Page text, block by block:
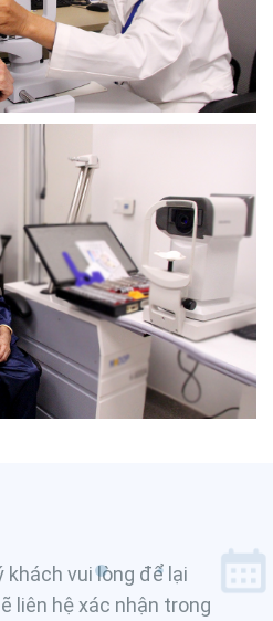
khách vui lòng để lại
liên hệ xác nhận trong